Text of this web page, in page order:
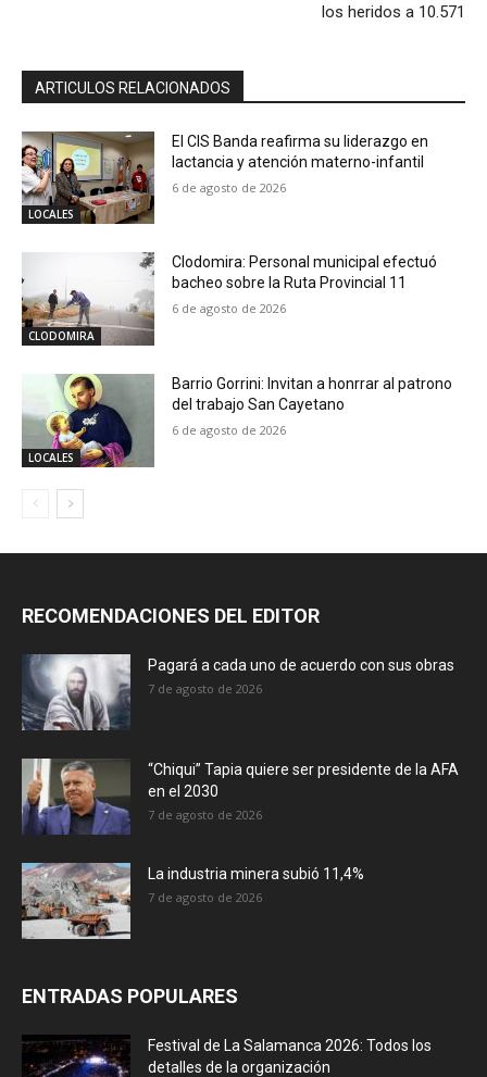
los heridos a 10.571
ARTICULOS RELACIONADOS
LOCALES
El CIS Banda reafirma su liderazgo en
lactancia y atención materno-infantil
6 de agosto de 2026
CLODOMIRA
Clodomira: Personal municipal efectuó
bacheo sobre la Ruta Provincial 11
6 de agosto de 2026
LOCALES
Barrio Gorrini: Invitan a honrrar al patrono
del trabajo San Cayetano
6 de agosto de 2026
RECOMENDACIONES DEL EDITOR
Pagará a cada uno de acuerdo con sus obras
7 de agosto de 2026
“Chiqui” Tapia quiere ser presidente de la AFA
en el 2030
7 de agosto de 2026
La industria minera subió 11,4%
7 de agosto de 2026
ENTRADAS POPULARES
Festival de La Salamanca 2026: Todos los
detalles de la organización